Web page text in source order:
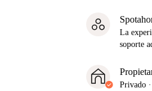
La
soporte
Privado ·